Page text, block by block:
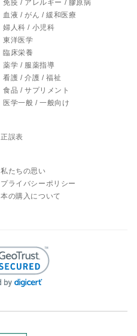
免疫 / アレルギー / 膠原病
血液 / がん / 緩和医療
婦人科 / 小児科
東洋医学
臨床栄養
薬学 / 服薬指導
看護 / 介護 / 福祉
食品 / サプリメント
医学一般 / 一般向け
正誤表
私たちの思い
プライバシーポリシー
本の購入について